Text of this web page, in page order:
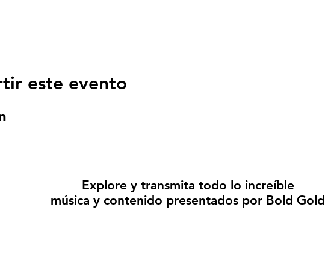
este evento
Explore y transmita todo lo increíble
música y contenido presentados por Bold Gold